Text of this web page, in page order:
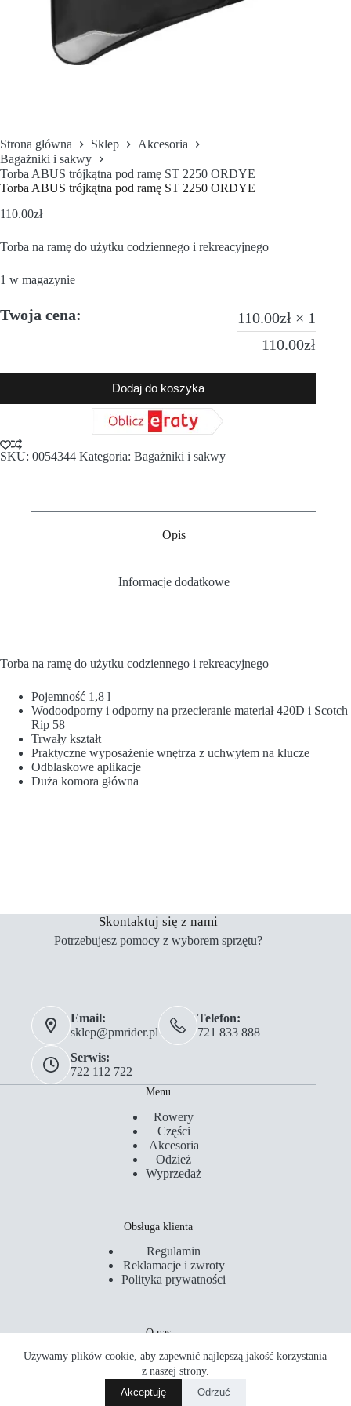
Używamy plików cookie, aby zapewnić najlepszą jakość korzystania
z naszej strony.
Akceptuję
Odrzuć
Strona główna Sklep
Akcesoria
Bagażniki i sakwy
Torba ABUS trójkątna pod ramę ST 2250 ORDYE
Torba ABUS trójkątna pod ramę ST 2250 ORDYE
110.00zł
Torba na ramę do użytku codziennego i rekreacyjnego
1 w magazynie
Twoja cena: 110.00zł × 1
110.00zł
Dodaj do koszyka
SKU: 0054344 Kategoria: Bagażniki i sakwy
Opis
Informacje dodatkowe
Torba na ramę do użytku codziennego i rekreacyjnego
Pojemność 1,8 l
Wodoodporny i odporny na przecieranie materiał 420D i Scotch
Rip 58
Trwały kształt
Praktyczne wyposażenie wnętrza z uchwytem na klucze
Odblaskowe aplikacje
Duża komora główna
Skontaktuj się z nami
Potrzebujesz pomocy z wyborem sprzętu?
Email:
sklep@pmrider.pl
Telefon:
721 833 888
Serwis:
722 112 722
Menu
Rowery
Części
Akcesoria
Odzież
Wyprzedaż
Obsługa klienta
Regulamin
Reklamacje i zwroty
Polityka prywatności
O nas
Kontakt
Serwis
Sklepy
Akademia Rowerowa